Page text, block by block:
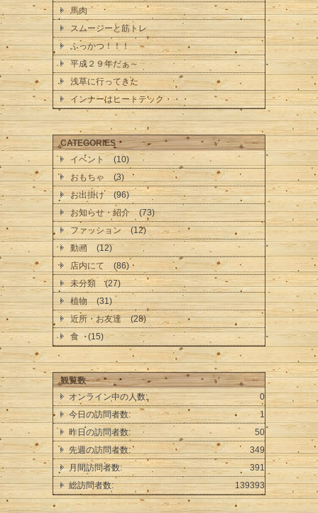
馬肉
スムージーと筋トレ
ふっかつ！！！
平成２９年だぁ～
浅草に行ってきた
インナーはヒートテック・・・
CATEGORIES
イベント
(10)
おもちゃ
(3)
お出掛け
(96)
お知らせ・紹介
(73)
ファッション
(12)
動画
(12)
店内にて
(86)
未分類
(27)
植物
(31)
近所・お友達
(28)
食
(15)
観覧数
0
オンライン中の人数:
1
今日の訪問者数:
50
昨日の訪問者数:
349
先週の訪問者数:
391
月間訪問者数:
139393
総訪問者数: